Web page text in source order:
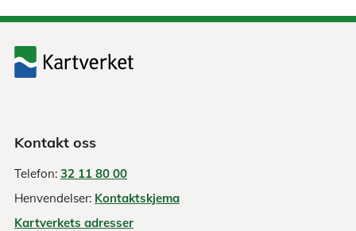
Kontakt oss
Telefon: 32 11 80 00
Henvendelser: Kontaktskjema
Kartverkets adresser